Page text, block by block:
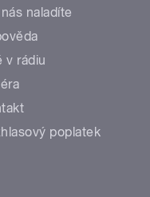
naladíte
v rádiu
poplatek